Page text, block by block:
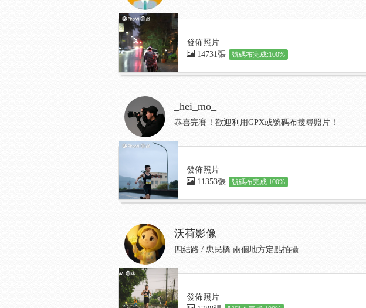
發佈照片
14731張
號碼布完成:100%
_hei_mo_
恭喜完賽！歡迎利用GPX或號碼布搜尋照片！
發佈照片
11353張
號碼布完成:100%
沃荷影像
四結路 / 忠民橋 兩個地方定點拍攝
發佈照片